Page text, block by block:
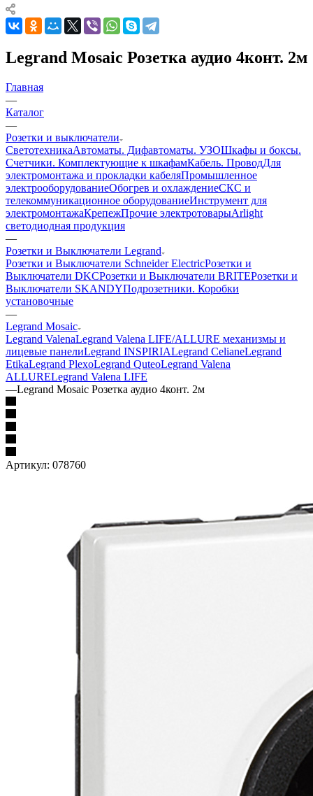
Legrand Mosaic Розетка аудио 4конт. 2м
Главная
—
Каталог
—
Розетки и выключатели
СветотехникаАвтоматы. Дифавтоматы. УЗОШкафы и боксы.
Счетчики. Комплектующие к шкафамКабель. ПроводДля
электромонтажа и прокладки кабеляПромышленное
электрооборудованиеОбогрев и охлаждениеСКС и
телекоммуникационное оборудованиеИнструмент для
электромонтажаКрепежПрочие электротоварыArlight
светодиодная продукция
—
Розетки и Выключатели Legrand
Розетки и Выключатели Schneider ElectricРозетки и
Выключатели DKCРозетки и Выключатели BRITEРозетки и
Выключатели SKANDYПодрозетники. Коробки
установочные
—
Legrand Mosaic
Legrand ValenaLegrand Valena LIFE/ALLURE механизмы и
лицевые панелиLegrand INSPIRIALegrand CelianeLegrand
EtikaLegrand PlexoLegrand QuteoLegrand Valena
ALLURELegrand Valena LIFE
—Legrand Mosaic Розетка аудио 4конт. 2м
Артикул: 078760